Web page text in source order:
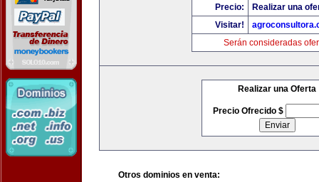
Precio:
Realizar una
Visitar!
Serán consideradas
Realizar una Oferta
Precio Ofrecido $
Otros dominios en venta: